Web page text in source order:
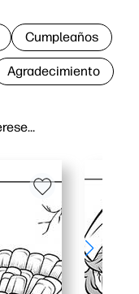
Cumpleaños
Agradecimiento